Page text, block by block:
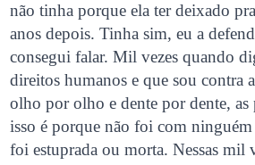
não tinha porque ela ter deixado
anos depois. Tinha sim, eu a
consegui falar. Mil vezes quando
direitos humanos e que sou contra
olho por olho e dente por dente, as
isso é porque não foi com
foi estuprada ou morta. Nessas mil